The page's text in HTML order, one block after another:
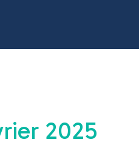
2025